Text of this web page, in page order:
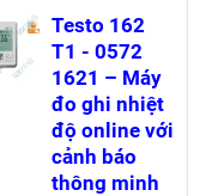
Testo 162
T1 - 0572
1621 – Máy
đo ghi nhiệt
độ online với
cảnh báo
thông minh